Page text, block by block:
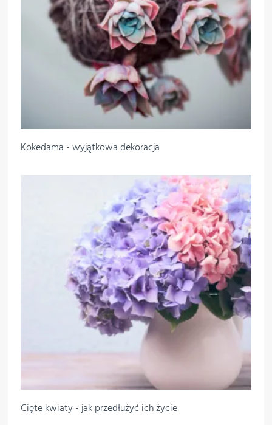
Kokedama - wyjątkowa dekoracja
Cięte kwiaty - jak przedłużyć ich życie